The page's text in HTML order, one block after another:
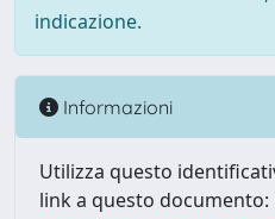
indicazione.
Informazioni
Utilizza questo
link a questo documento: